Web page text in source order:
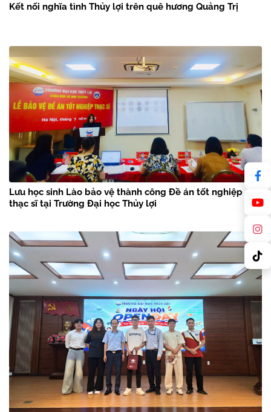
Kết nối nghĩa tình Thủy lợi trên quê hương Quảng Trị
Lưu học sinh Lào bảo vệ thành công Đề án tốt nghiệp
thạc sĩ tại Trường Đại học Thủy lợi